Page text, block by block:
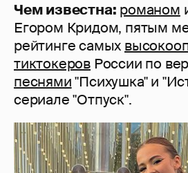
Чем известна: романом
Егором Кридом, пятым
рейтинге самых
тиктокеров России по
песнями"Психушка" и
сериале "Отпуск".